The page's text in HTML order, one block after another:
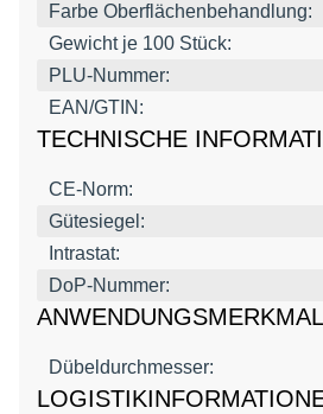
Farbe Oberflächenbehandlung:
Gewicht je 100 Stück:
PLU-Nummer:
EAN/GTIN:
TECHNISCHE
CE-Norm:
Gütesiegel:
Intrastat:
DoP-Nummer:
Dübeldurchmesser: